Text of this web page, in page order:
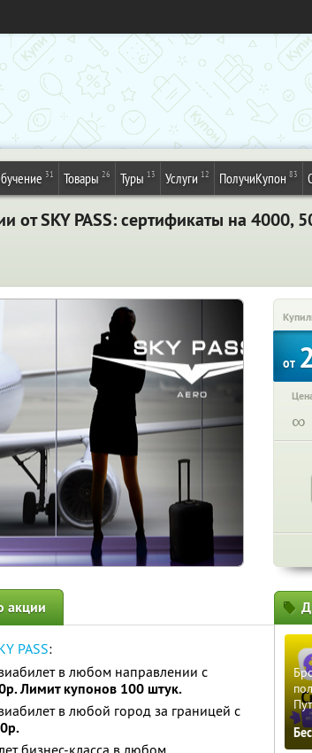
31 Товары 26 Туры 13 Услуги 12 ПолучиКупон 83
от SKY PASS: сертификаты на 4000,
от
∞
акции
PASS:
в любом направлении с
Лимит купонов 100 штук.
в любой город за границей с
бизнес-класса в любом